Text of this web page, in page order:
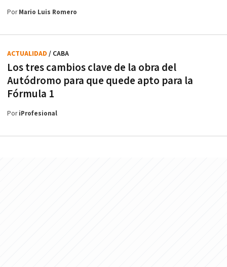
PorMario Luis Romero
Los tres cambios clave de la obra del
Autódromo para que quede apto para la
Fórmula 1
ACTUALIDAD / CABA
PoriProfesional